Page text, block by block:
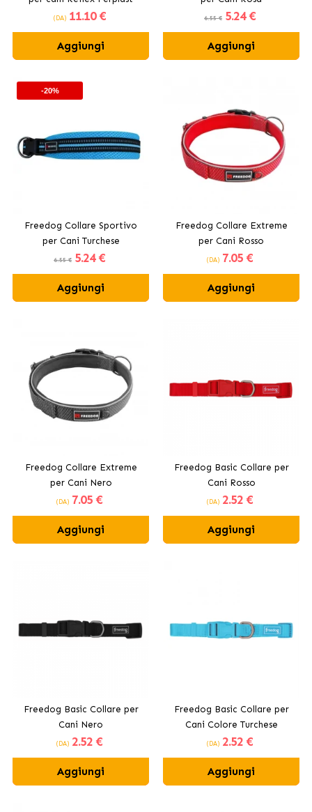
(DA) 11.10 €
Aggiungi
6.55 € 5.24 €
Aggiungi
-20%
Freedog Collare Sportivo
per Cani Turchese
6.55 € 5.24 €
Aggiungi
Freedog Collare Extreme
per Cani Rosso
(DA) 7.05 €
Aggiungi
Freedog Collare Extreme
per Cani Nero
(DA) 7.05 €
Aggiungi
Freedog Basic Collare per
Cani Rosso
(DA) 2.52 €
Aggiungi
Freedog Basic Collare per
Cani Nero
(DA) 2.52 €
Aggiungi
Freedog Basic Collare per
Cani Colore Turchese
(DA) 2.52 €
Aggiungi